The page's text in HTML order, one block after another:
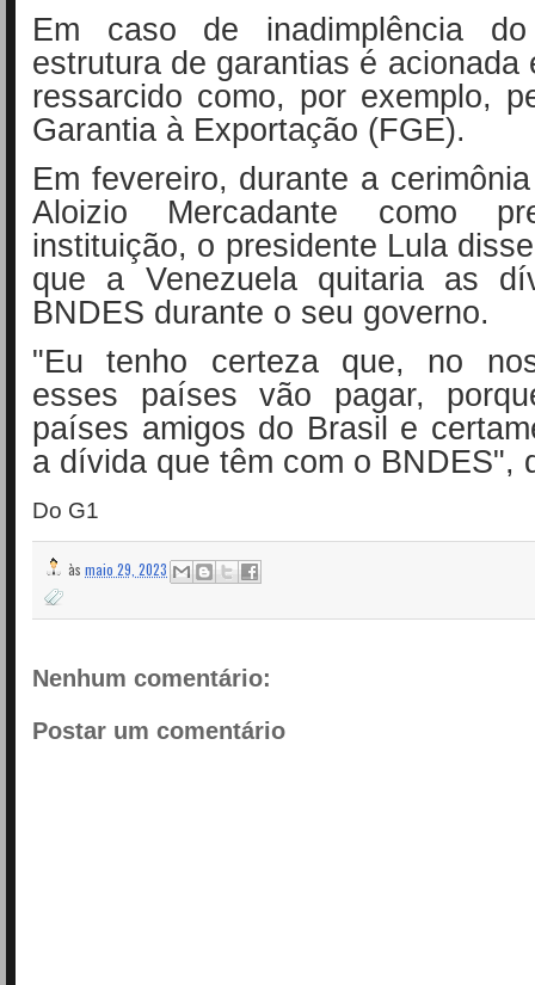
Em caso de inadimplência
estrutura de garantias é acionada
ressarcido como, por exemplo,
Garantia à Exportação (FGE).
Em fevereiro, durante a
Aloizio Mercadante como
instituição, o presidente Lula
que a Venezuela quitaria as
BNDES durante o seu governo.
"Eu tenho certeza que, no
esses países vão pagar,
países amigos do Brasil e
a dívida que têm com o BNDES",
Do G1
às maio 29, 2023
Nenhum comentário:
Postar um comentário